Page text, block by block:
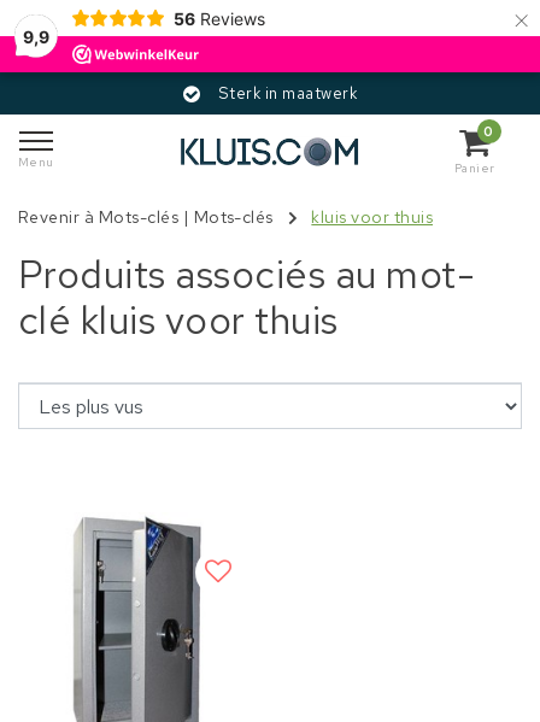
9,9
56 Reviews ×
Sterk in maatwerk
Menu
0
Panier
Revenir à Mots-clés | Mots-clés kluis voor thuis
Produits associés au mot-
clé kluis voor thuis